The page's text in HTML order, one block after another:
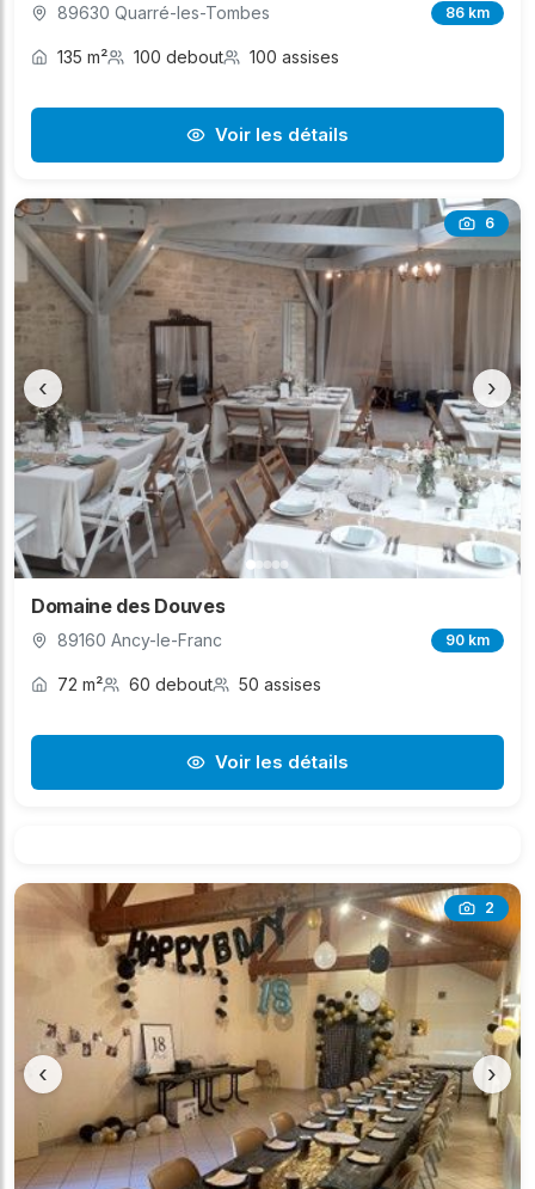
89630 Quarré-les-Tombes 86 km
135 m² 100 debout 100 assises
Voir les détails
6
‹ ›
Domaine des Douves
89160 Ancy-le-Franc 90 km
72 m² 60 debout 50 assises
Voir les détails
2
‹ ›